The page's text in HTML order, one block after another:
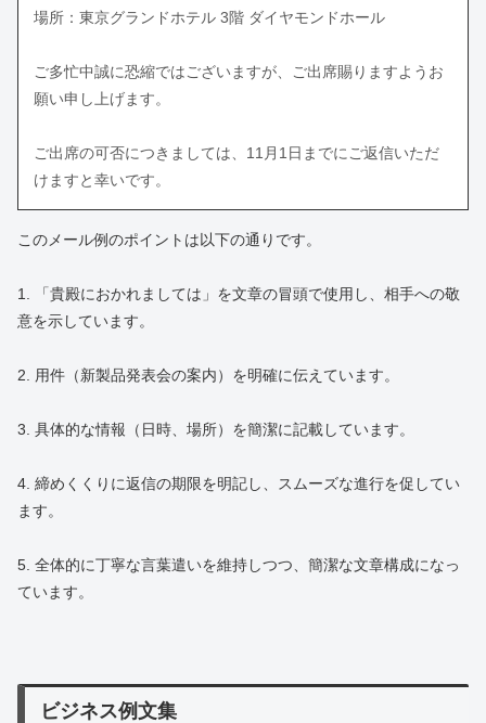
場所：東京グランドホテル 3階 ダイヤモンドホール
ご多忙中誠に恐縮ではございますが、ご出席賜りますようお
願い申し上げます。
ご出席の可否につきましては、11月1日までにご返信いただ
けますと幸いです。
このメール例のポイントは以下の通りです。
1. 「貴殿におかれましては」を文章の冒頭で使用し、相手への敬
意を示しています。
2. 用件（新製品発表会の案内）を明確に伝えています。
3. 具体的な情報（日時、場所）を簡潔に記載しています。
4. 締めくくりに返信の期限を明記し、スムーズな進行を促してい
ます。
5. 全体的に丁寧な言葉遣いを維持しつつ、簡潔な文章構成になっ
ています。
ビジネス例文集